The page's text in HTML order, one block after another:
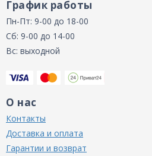
График работы
Пн-Пт: 9-00 до 18-00
Сб: 9-00 до 14-00
Вс: выходной
О нас
Контакты
Доставка и оплата
Гарантии и возврат